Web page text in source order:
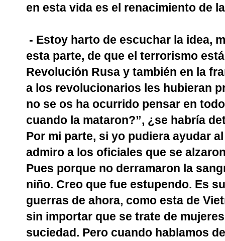
en esta vida es el renacimiento de
- Estoy harto de escuchar la idea,
esta parte, de que el terrorismo
Revolución Rusa y también en la
a los revolucionarios les hubieran
no se os ha ocurrido pensar en
cuando la mataron?”, ¿se habría
Por mi parte, si yo pudiera ayudar
admiro a los oficiales que se
Pues porque no derramaron la
niño. Creo que fue estupendo. Es
guerras de ahora, como esta de
sin importar que se trate de
suciedad. Pero cuando hablamos